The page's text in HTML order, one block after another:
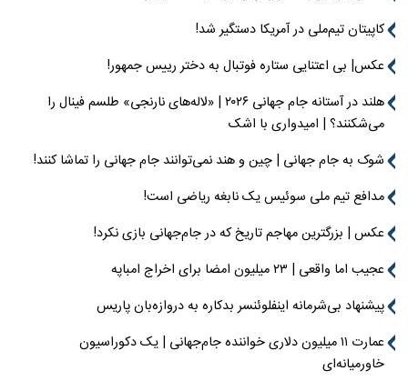
کاپیتان تیم‌ملی در آمریکا دستگیر شد!
عکس| بی اعتنایی ستاره فوتبال به دختر رییس جمهور!
هلند در آستانه جام جهانی ۲۰۲۶ | «لاله‌های نارنجی» طلسم فینال را
می‌شکنند؟ | امیدواری با اشک
شوک به جام جهانی | چین و هند نمی‌توانند جام جهانی را تماشا کنند!
مدافع تیم ملی سوئیس یک نابغه ریاضی است!
عکس | بزرگترین مهاجم تاریخ که در جام‌جهانی بازی نکرد!
عجیب اما واقعی | ۲۳ میلیون امضا برای اخراج امباپه
پیشنهاد بی‌شرمانه اینفلوئنسر بدکاره به دروازه‌بان پاریس
عمارت ۱۱ میلیون دلاری خواننده جام‌جهانی | یک دکوراسیون
خاورمیانه‌ای